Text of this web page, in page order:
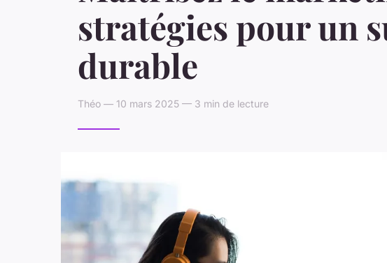
stratégies pour un
durable
Théo — 10 mars 2025 — 3 min de lecture